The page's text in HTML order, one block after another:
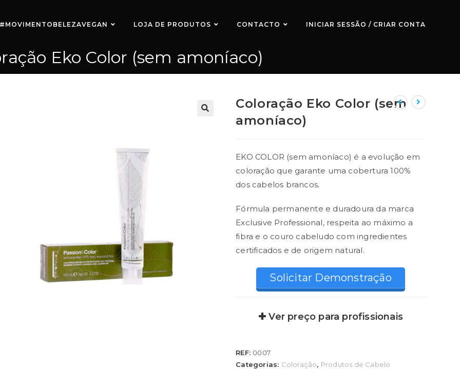
#MOVIMENTOBELEZAVEGAN LOJA DE PRODUTOS CONTACTO INICIAR SESSÃO / CRIAR CONTA
Eko Color (sem amoníaco)
Coloração Eko Color (sem
amoníaco)
EKO COLOR (sem amoníaco) é a evolução em
coloração que garante uma cobertura 100%
dos cabelos brancos.
Fórmula permanente e duradoura da marca
Exclusive Professional, respeita ao máximo a
fibra e o couro cabeludo com ingredientes
certificados e de origem natural.
Solicitar Demonstração
✚ Ver preço para profissionais
REF: 0007
Categorias: Coloração, Produtos de Cabelo